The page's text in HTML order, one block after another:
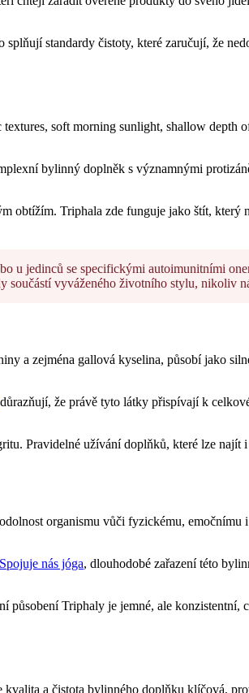
splňují standardy čistoty, které zaručují, že
bylinný doplněk s významnými
obtížím. Triphala zde funguje jako štít,
u jedinců se specifickými autoimunitními
součástí vyváženého životního stylu, nikoliv
a zejména gallová kyselina, působí jako
že právě tyto látky přispívají k
Pravidelné užívání doplňků, které lze najít
organismu vůči fyzickému, emočnímu
Spojuje nás jóga, dlouhodobé zařazení této
působení Triphaly je jemné, ale konzistentní,
a čistota bylinného doplňku klíčová,